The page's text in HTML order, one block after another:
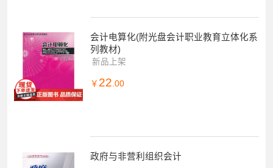
会计电算化(附光盘会计职业教育立体化系
列教材)
新品上架
￥ 22 .00
政府与非营利组织会计